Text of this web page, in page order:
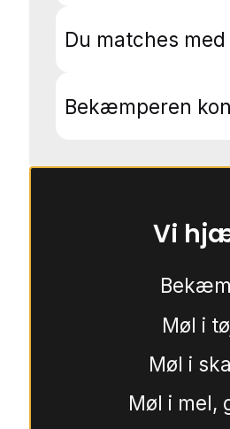
Du matches
Bekæmperen
Vi
Møl i
Møl i
Møl i mel,